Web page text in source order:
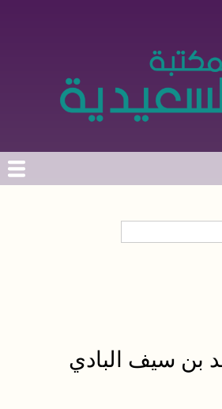
الرئيسي
بن سيف البادي